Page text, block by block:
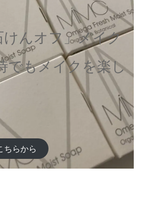
けんオフ」メイク
でもメイクを楽し
らから